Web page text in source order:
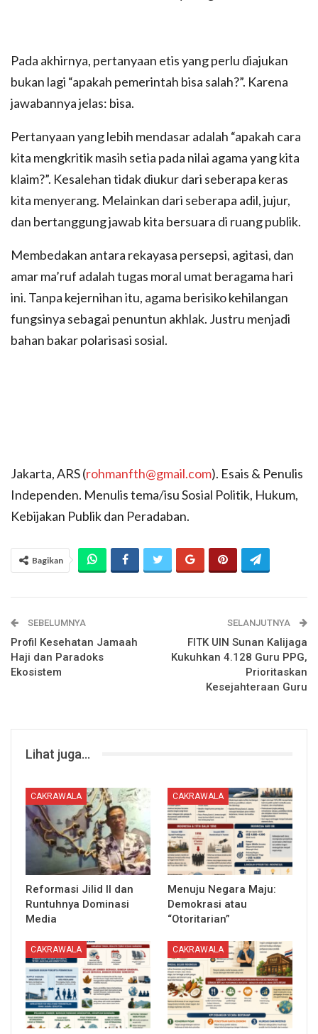
Pada akhirnya, pertanyaan etis yang perlu diajukan
bukan lagi “apakah pemerintah bisa salah?”. Karena
jawabannya jelas: bisa.
Pertanyaan yang lebih mendasar adalah “apakah cara
kita mengkritik masih setia pada nilai agama yang kita
klaim?”. Kesalehan tidak diukur dari seberapa keras
kita menyerang. Melainkan dari seberapa adil, jujur,
dan bertanggung jawab kita bersuara di ruang publik.
Membedakan antara rekayasa persepsi, agitasi, dan
amar ma’ruf adalah tugas moral umat beragama hari
ini. Tanpa kejernihan itu, agama berisiko kehilangan
fungsinya sebagai penuntun akhlak. Justru menjadi
bahan bakar polarisasi sosial.
Jakarta, ARS (rohmanfth@gmail.com). Esais & Penulis
Independen. Menulis tema/isu Sosial Politik, Hukum,
Kebijakan Publik dan Peradaban.
Bagikan
SEBELUMNYA
Profil Kesehatan Jamaah
Haji dan Paradoks
Ekosistem
SELANJUTNYA
FITK UIN Sunan Kalijaga
Kukuhkan 4.128 Guru PPG,
Prioritaskan
Kesejahteraan Guru
Lihat juga...
CAKRAWALA
Reformasi Jilid II dan
Runtuhnya Dominasi
Media
CAKRAWALA
Menuju Negara Maju:
Demokrasi atau
“Otoritarian”
CAKRAWALA CAKRAWALA